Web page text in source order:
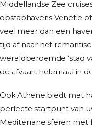
Middellandse Zee
opstaphavens Venetië
veel meer dan een
tijd af naar het
wereldberoemde ‘stad
de afvaart helemaal in
Ook Athene biedt met
perfecte startpunt van
Mediterrane sferen met